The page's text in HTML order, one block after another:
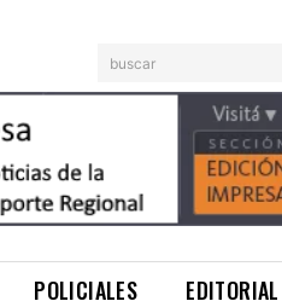
buscar
POLICIALES EDITORIAL